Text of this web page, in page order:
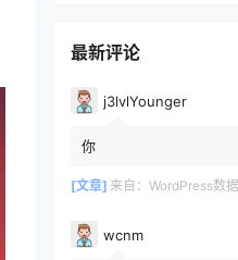
最新评论
j3lvlYounger
你
[文章] 来自： WordPress数据库缓存
wcnm